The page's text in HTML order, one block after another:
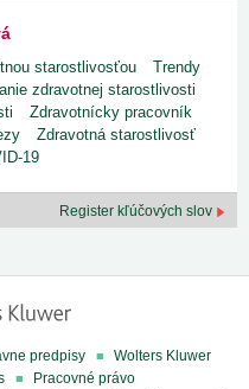
starostlivosťou
Trendy
zdravotnej starostlivosti
Zdravotnícky pracovník
Zdravotná starostlivosť
19
Register kľúčových slov
predpisy
Wolters Kluwer
Pracovné právo